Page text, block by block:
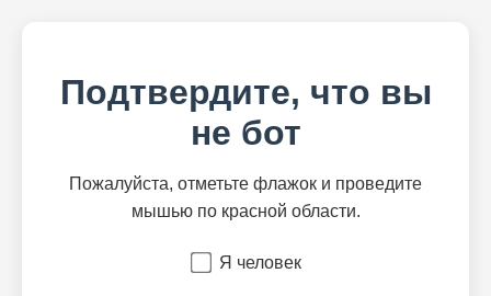
Подтвердите, что вы
не бот
Пожалуйста, отметьте флажок и проведите
мышью по красной области.
Я человек